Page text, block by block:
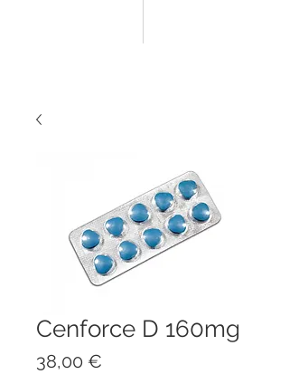
Cenforce D 160mg
38,00 €